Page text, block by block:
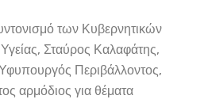
των Κυβερνητικών
Σταύρος Καλαφάτης,
Περιβάλλοντος,
αρμόδιος για θέματα